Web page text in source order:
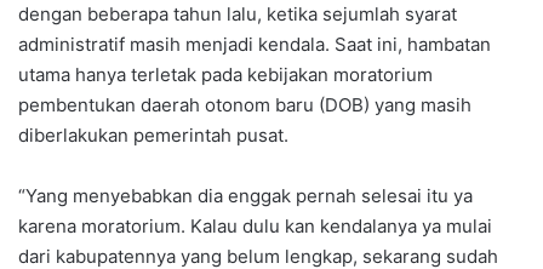
dengan beberapa tahun lalu, ketika sejumlah syarat
administratif masih menjadi kendala. Saat ini, hambatan
utama hanya terletak pada kebijakan moratorium
pembentukan daerah otonom baru (DOB) yang masih
diberlakukan pemerintah pusat.
“Yang menyebabkan dia enggak pernah selesai itu ya
karena moratorium. Kalau dulu kan kendalanya ya mulai
dari kabupatennya yang belum lengkap, sekarang sudah